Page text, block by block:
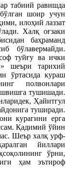
табиий равишда
шоир учун
илоҳий лаззат
Халқ оғзаки
баҳраманд
бўлавермайди.
туйғу ва ички
шеъри тарихий
ўртасида кураш
полвонлари
тушишади.
Ҳайитгул
туширади.
курагини ерга
Қадимий ўйин
Шеър халқ урф-
йиллари
ўрни,
ҳам эътироф